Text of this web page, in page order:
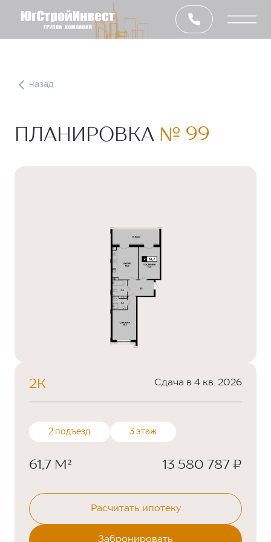
назад
ПЛАНИРОВКА № 99
2К Сдача в 4 кв. 2026
2 подъезд 3 этаж
61,7 М² 13 580 787 ₽
Расчитать ипотеку
Забронировать